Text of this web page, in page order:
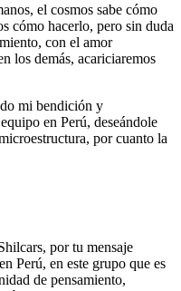
el cosmos sabe cómo
cómo hacerlo, pero sin duda
con el amor
los demás, acariciaremos
mi bendición y
en Perú, deseándole
por cuanto la
por tu mensaje
Perú, en este grupo que es
de pensamiento,